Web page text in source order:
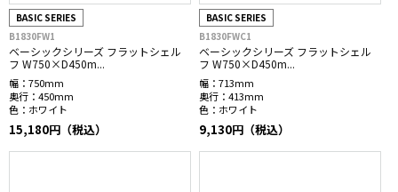
BASIC SERIES
B1830FW1
ベーシックシリーズ フラットシェル
フ W750×D450m...
幅： 750mm
奥行： 450mm
色： ホワイト
15,180円（税込）
BASIC SERIES
B1830FWC1
ベーシックシリーズ フラットシェル
フ W750×D450m...
幅： 713mm
奥行： 413mm
色： ホワイト
9,130円（税込）